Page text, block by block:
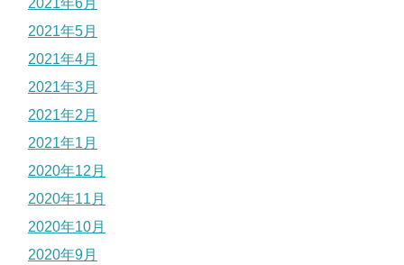
2021年6月
2021年5月
2021年4月
2021年3月
2021年2月
2021年1月
2020年12月
2020年11月
2020年10月
2020年9月